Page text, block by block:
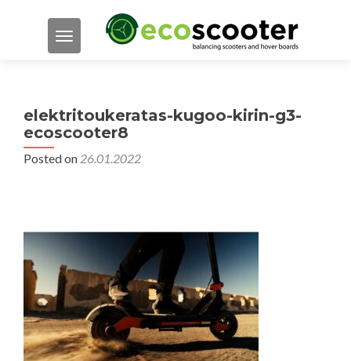
TOGGLE NAVIGATION
elektritoukeratas-kugoo-kirin-g3-
ecoscooter8
Posted on 26.01.2022